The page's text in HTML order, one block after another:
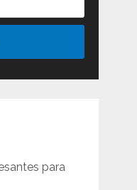
para